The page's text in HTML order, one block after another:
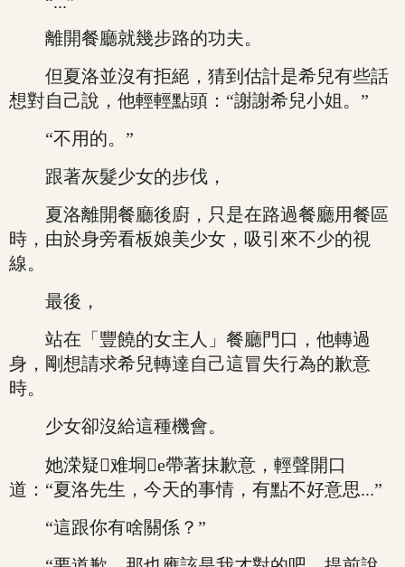
離開餐廳就幾步路的功夫。
但夏洛並沒有拒絕，猜到估計是希兒有些話
想對自己說，他輕輕點頭：“謝謝希兒小姐。”
“不用的。”
跟著灰髮少女的步伐，
夏洛離開餐廳後廚，只是在路過餐廳用餐區
時，由於身旁看板娘美少女，吸引來不少的視
線。
最後，
站在「豐饒的女主人」餐廳門口，他轉過
身，剛想請求希兒轉達自己這冒失行為的歉意
時。
少女卻沒給這種機會。
她溁疑难垌e帶著抹歉意，輕聲開口
道：“夏洛先生，今天的事情，有點不好意思...”
“這跟你有啥關係？”